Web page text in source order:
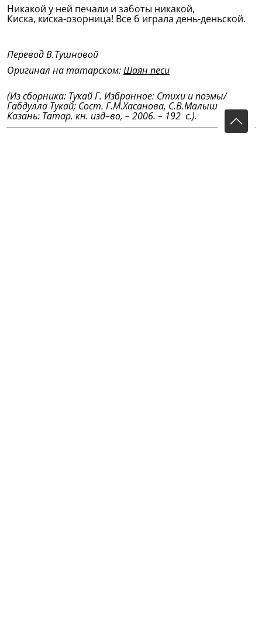
Никакой у ней печали и заботы никакой,
Киска, киска-озорница! Все б играла день-деньской.
Перевод В.Тушновой
Оригинал на татарском:Шаян песи
(Из сборника: Тукай Г. Избранное: Стихи и поэмы/
Габдулла Тукай; Сост. Г.М.Хасанова, С.В.Малышев. –
Казань: Татар. кн. изд–во, – 2006. – 192 с.).